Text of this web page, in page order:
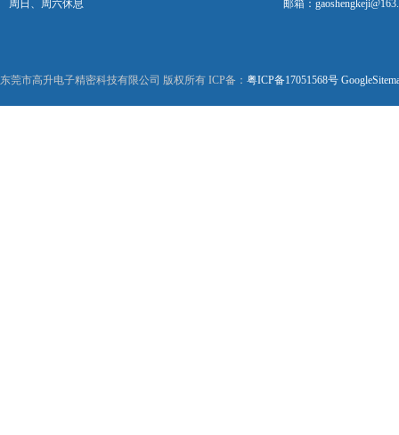
周日、周六休息 邮箱：
东莞市高升电子精密科技有限公司 版权所有 ICP备： 粤ICP备17051568号